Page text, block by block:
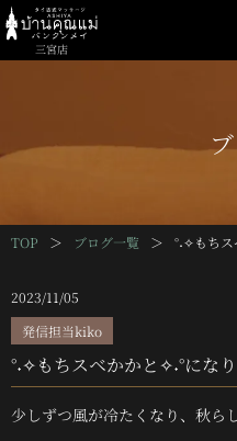
三宮店
TOP ＞ ブログ一覧 ＞ °˖✧もち
2023/11/05
発信担当kiko
°˖✧もちスベかかと✧˖°にな
少しずつ風が冷たくなり、秋ら